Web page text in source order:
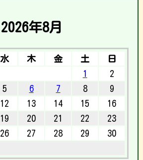
2026年8月
水 木 金 土
日
1
2
5 6 7 8
9
12 13 14 15
16
19 20 21 22
23
26 27 28 29
30